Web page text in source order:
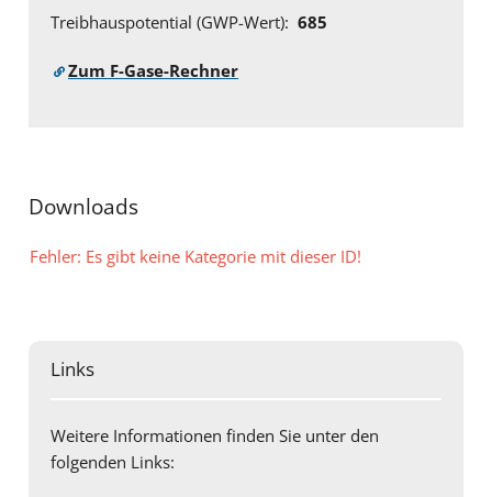
Treibhauspotential (GWP-Wert): 685
Zum F-Gase-Rechner
Downloads
Fehler: Es gibt keine Kategorie mit dieser ID!
Links
Weitere Informationen finden Sie unter den
folgenden Links: